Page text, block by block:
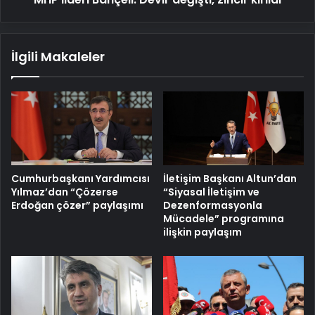
İlgili Makaleler
Cumhurbaşkanı Yardımcısı
Yılmaz’dan “Çözerse
Erdoğan çözer” paylaşımı
İletişim Başkanı Altun’dan
“Siyasal İletişim ve
Dezenformasyonla
Mücadele” programına
ilişkin paylaşım